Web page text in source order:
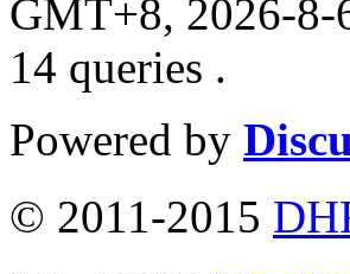
GMT+8, 2026-8-
14 queries .
Powered by
© 2011-2015